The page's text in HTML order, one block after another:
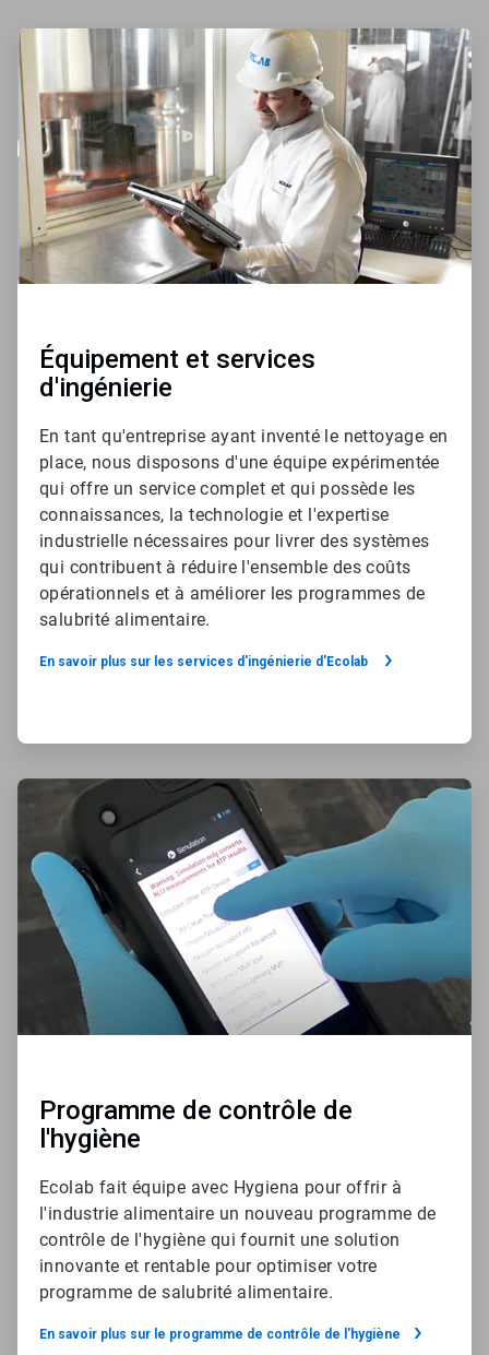
ArticleTile
1
de
4
Équipement et services
d'ingénierie
En tant qu'entreprise ayant inventé le nettoyage en
place, nous disposons d'une équipe expérimentée
qui offre un service complet et qui possède les
connaissances, la technologie et l'expertise
industrielle nécessaires pour livrer des systèmes
qui contribuent à réduire l'ensemble des coûts
opérationnels et à améliorer les programmes de
salubrité alimentaire.
En savoir plus sur les services d'ingénierie d'Ecolab
ArticleTile
Programme de contrôle de
l'hygiène
Ecolab fait équipe avec Hygiena pour offrir à
l'industrie alimentaire un nouveau programme de
contrôle de l'hygiène qui fournit une solution
innovante et rentable pour optimiser votre
programme de salubrité alimentaire.​​​​​​​
En savoir plus sur le programme de contrôle de l'hygiène​​​​​​​